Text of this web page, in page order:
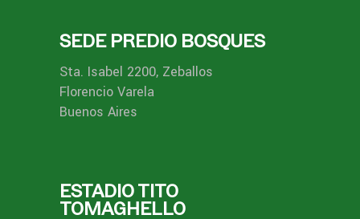
SEDE PREDIO BOSQUES
Sta. Isabel 2200, Zeballos
Florencio Varela
Buenos Aires
ESTADIO TITO
TOMAGHELLO